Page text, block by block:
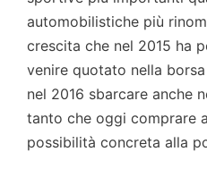
automobilistiche più
crescita che nel 2015 ha
venire quotato nella
nel 2016 sbarcare anche
tanto che oggi comprare
possibilità concreta alla